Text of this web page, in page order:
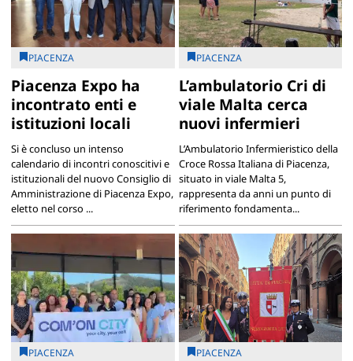
PIACENZA
Piacenza Expo ha
incontrato enti e
istituzioni locali
Si è concluso un intenso
calendario di incontri conoscitivi e
istituzionali del nuovo Consiglio di
Amministrazione di Piacenza Expo,
eletto nel corso ...
PIACENZA
L’ambulatorio Cri di
viale Malta cerca
nuovi infermieri
L’Ambulatorio Infermieristico della
Croce Rossa Italiana di Piacenza,
situato in viale Malta 5,
rappresenta da anni un punto di
riferimento fondamenta...
PIACENZA PIACENZA